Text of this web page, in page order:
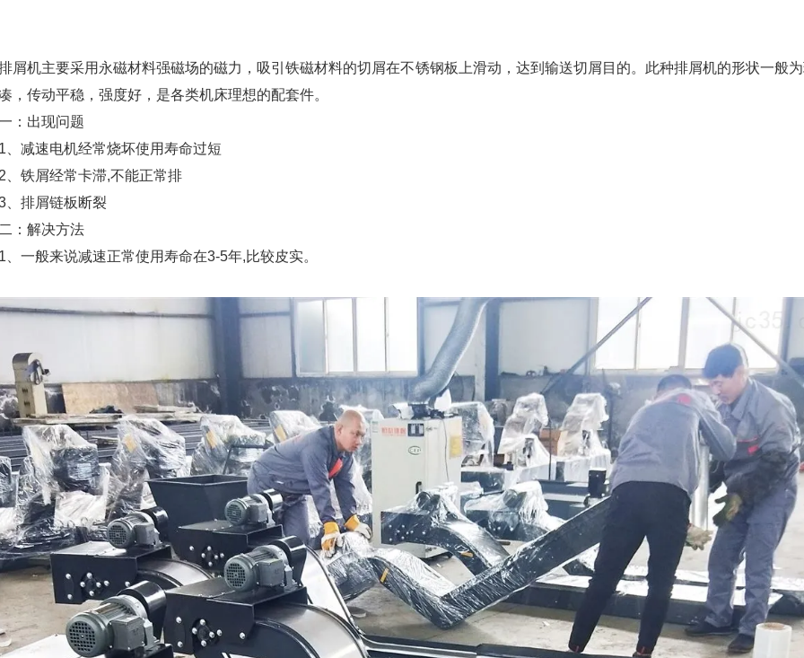
屑机主要采用永磁材料强磁场的磁力，吸引铁磁材料的切屑在不锈钢板上滑动，达到输送切屑目的。此种排屑机的形状一般
，传动平稳，强度好，是各类机床理想的配套件。
出现问题
速电机经常烧坏使用寿命过短
屑经常卡滞,不能正常排
屑链板断裂
解决方法
般来说减速正常使用寿命在3-5年,比较皮实。